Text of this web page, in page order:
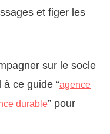
et figer les
sur le socle
ce guide “agence
durable” pour